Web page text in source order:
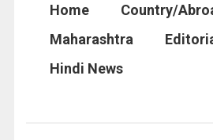
Home
Country/
Maharashtra
Hindi News